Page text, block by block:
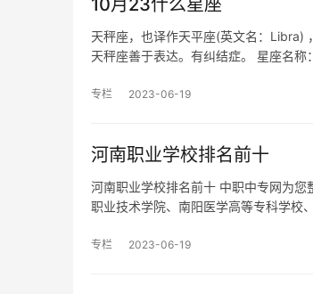
10月23什么星座
天秤座，也译作天平座(英文名：
天秤座善于表达。有纠结症。 星座名称
专栏 2023-06-19
河南职业学校排名前十
河南职业学校排名前十 中职中专网为
职业技术学院、南阳医学高等专科学校
专栏 2023-06-19